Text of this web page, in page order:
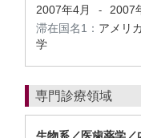
2007年4月 -
2007
滞在国名1： アメリ
学
専門診療領域